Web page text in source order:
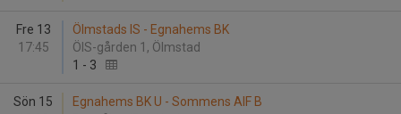
Fre 13
17:45
Ölmstads IS - Egnahems BK
ÖIS-gården 1, Ölmstad
1 - 3
Sön 15
Egnahems BK U - Sommens AIF B